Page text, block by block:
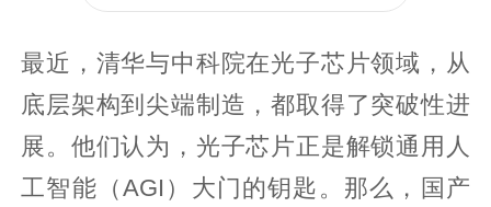
最近，清华与中科院在光子芯片领域，从
底层架构到尖端制造，都取得了突破性进
展。他们认为，光子芯片正是解锁通用人
工智能（AGI）大门的钥匙。那么，国产